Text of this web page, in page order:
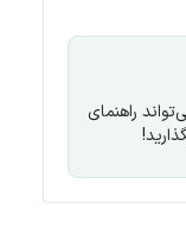
راهنمای